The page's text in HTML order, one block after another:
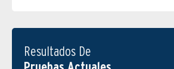
Resultados De